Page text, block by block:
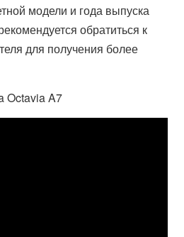
модели и года выпуска
обратиться к
для получения более
Octavia A7